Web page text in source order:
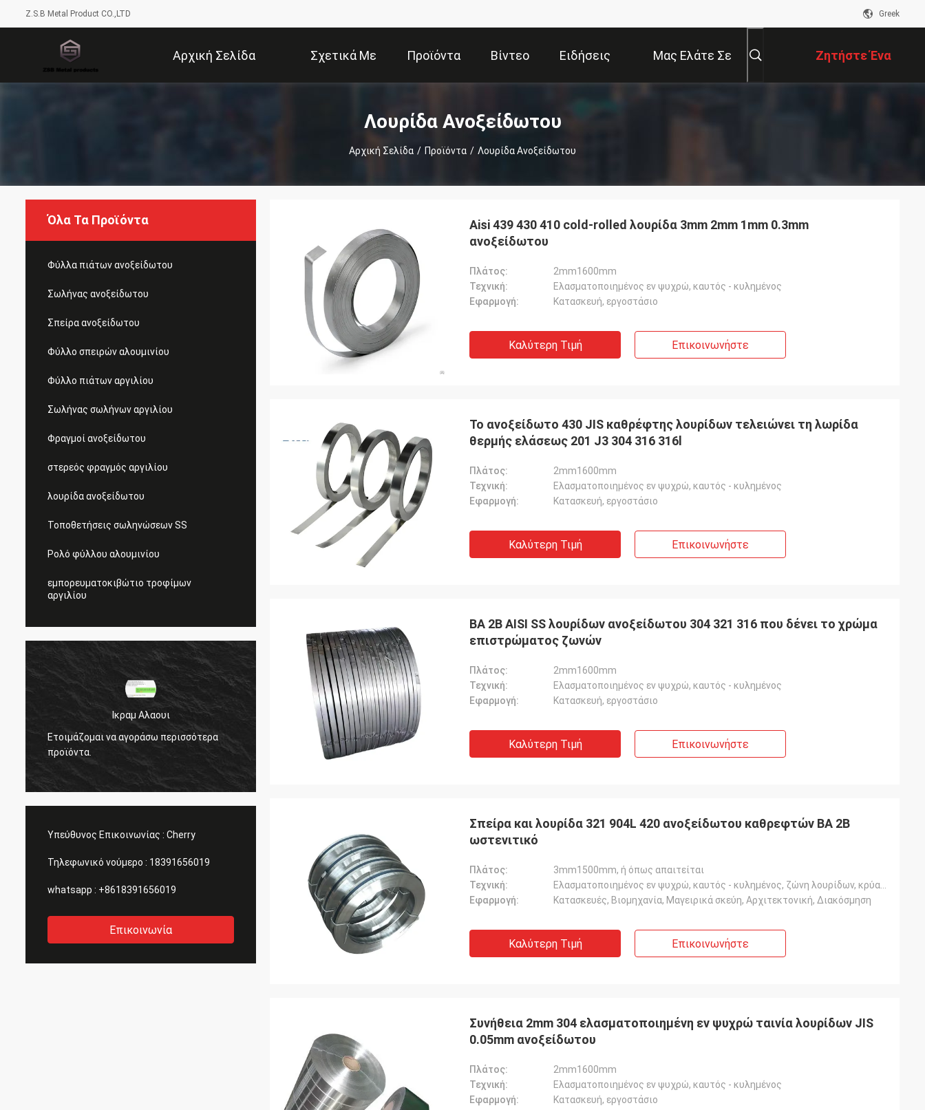
Z.S.B Metal Product CO.,LTD Greek
Αρχική Σελίδα Σχετικά Με
Εμάς
Προϊόντα Βίντεο Ειδήσεις Μας Ελάτε Σε Ζητήστε Ένα
Απόσπασμα
Λουρίδα Ανοξείδωτου
Αρχική Σελίδα / Προϊόντα / Λουρίδα Ανοξείδωτου
Όλα Τα Προϊόντα
Φύλλα πιάτων ανοξείδωτου
Σωλήνας ανοξείδωτου
Σπείρα ανοξείδωτου
Φύλλο σπειρών αλουμινίου
Φύλλο πιάτων αργιλίου
Σωλήνας σωλήνων αργιλίου
Φραγμοί ανοξείδωτου
στερεός φραγμός αργιλίου
λουρίδα ανοξείδωτου
Τοποθετήσεις σωληνώσεων SS
Ρολό φύλλου αλουμινίου
εμπορευματοκιβώτιο τροφίμων
αργιλίου
Ικραμ Αλαουι
Ετοιμάζομαι να αγοράσω περισσότερα
προϊόντα.
Ικραμ Αλαουι
Ετοιμάζομαι να αγοράσω περισσότερα
Υπεύθυνος Επικοινωνίας : Cherry
Τηλεφωνικό νούμερο : 18391656019
whatsapp : +8618391656019
Επικοινωνία
Aisi 439 430 410 cold-rolled λουρίδα 3mm 2mm 1mm 0.3mm
ανοξείδωτου
Πλάτος:
2mm1600mm
Τεχνική:
Ελασματοποιημένος εν ψυχρώ, καυτός - κυλημένος
Εφαρμογή:
Κατασκευή, εργοστάσιο
Καλύτερη Τιμή Επικοινωνήστε
Το ανοξείδωτο 430 JIS καθρέφτης λουρίδων τελειώνει τη λωρίδα
θερμής ελάσεως 201 J3 304 316 316l
Πλάτος:
2mm1600mm
Τεχνική:
Ελασματοποιημένος εν ψυχρώ, καυτός - κυλημένος
Εφαρμογή:
Κατασκευή, εργοστάσιο
Καλύτερη Τιμή Επικοινωνήστε
BA 2B AISI SS λουρίδων ανοξείδωτου 304 321 316 που δένει το χρώμα
επιστρώματος ζωνών
Πλάτος:
2mm1600mm
Τεχνική:
Ελασματοποιημένος εν ψυχρώ, καυτός - κυλημένος
Εφαρμογή:
Κατασκευή, εργοστάσιο
Καλύτερη Τιμή Επικοινωνήστε
Σπείρα και λουρίδα 321 904L 420 ανοξείδωτου καθρεφτών BA 2B
ωστενιτικό
Πλάτος:
3mm1500mm, ή όπως απαιτείται
Τεχνική:
Εφαρμογή:
Κατασκευές, Βιομηχανία, Μαγειρικά σκεύη, Αρχιτεκτονική, Διακόσμηση
Καλύτερη Τιμή Επικοινωνήστε
Συνήθεια 2mm 304 ελασματοποιημένη εν ψυχρώ ταινία λουρίδων JIS
0.05mm ανοξείδωτου
Πλάτος:
2mm1600mm
Τεχνική:
Ελασματοποιημένος εν ψυχρώ, καυτός - κυλημένος
Εφαρμογή:
Κατασκευή, εργοστάσιο